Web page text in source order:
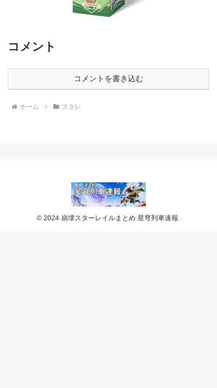
コメント
コメントを書き込む
ホーム スタレ
© 2024 崩壊スターレイルまとめ 星穹列車速報.